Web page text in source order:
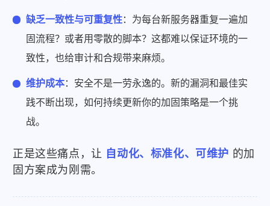
缺乏一致性与可重复性：为每台新服务器重复一遍加
固流程？或者用零散的脚本？这都难以保证环境的一
致性，也给审计和合规带来麻烦。
维护成本：安全不是一劳永逸的。新的漏洞和最佳实
践不断出现，如何持续更新你的加固策略是一个挑
战。
正是这些痛点，让 自动化、标准化、可维护 的加
固方案成为刚需。